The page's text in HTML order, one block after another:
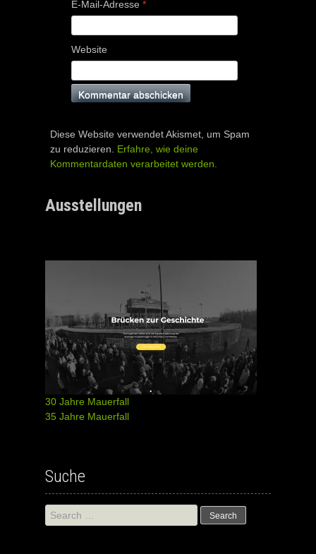
E-Mail-Adresse *
Website
Diese Website verwendet Akismet, um Spam
zu reduzieren. Erfahre, wie deine
Kommentardaten verarbeitet werden.
Ausstellungen
30 Jahre Mauerfall
35 Jahre Mauerfall
Suche
Search
for: